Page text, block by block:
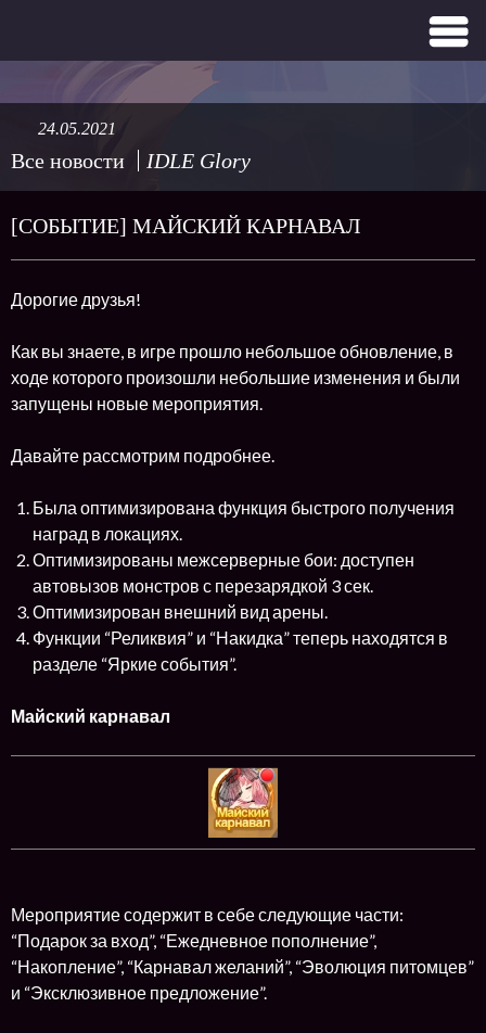
Все новости IDLE Glory
24.05.2021
[СОБЫТИЕ] МАЙСКИЙ КАРНАВАЛ
Дорогие друзья!
Как вы знаете, в игре прошло небольшое обновление, в
ходе которого произошли небольшие изменения и были
запущены новые мероприятия.
Давайте рассмотрим подробнее.
Была оптимизирована функция быстрого получения
наград в локациях.
Оптимизированы межсерверные бои: доступен
автовызов монстров с перезарядкой 3 сек.
Оптимизирован внешний вид арены.
Функции “Реликвия” и “Накидка” теперь находятся в
разделе “Яркие события”.
Майский карнавал
Мероприятие содержит в себе следующие части:
“Подарок за вход”, “Ежедневное пополнение”,
“Накопление”, “Карнавал желаний”, “Эволюция питомцев”
и “Эксклюзивное предложение”.